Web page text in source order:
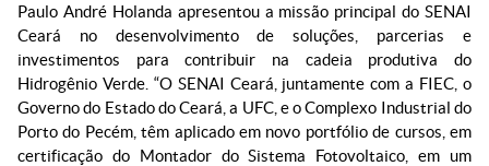
Paulo André Holanda apresentou a missão principal do SENAI
Ceará no desenvolvimento de soluções, parcerias e
investimentos para contribuir na cadeia produtiva do
Hidrogênio Verde. “O SENAI Ceará, juntamente com a FIEC, o
Governo do Estado do Ceará, a UFC, e o Complexo Industrial do
Porto do Pecém, têm aplicado em novo portfólio de cursos, em
certificação do Montador do Sistema Fotovoltaico, em um